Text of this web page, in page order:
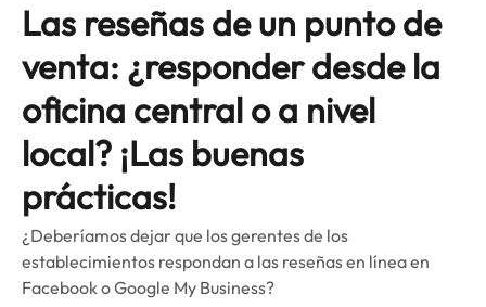
Las reseñas de un punto de
venta: ¿responder desde la
oficina central o a nivel
local? ¡Las buenas
prácticas!
¿Deberíamos dejar que los gerentes de los
establecimientos respondan a las reseñas en línea en
Facebook o Google My Business?